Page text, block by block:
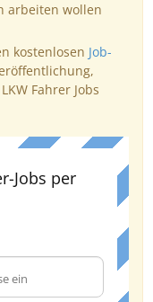
arbeiten wollen
kostenlosen Job-
Fahrer Jobs
Jobs per